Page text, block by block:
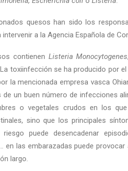
quesos han sido los
intervenir a la Agencia Española de
contienen Listeria Monocytogenes
toxiinfección se ha producido por
la mencionada empresa vasca
de un buen número de infecciones
o vegetales crudos en los
sino que los principales
puede desencadenar
en las embarazadas puede
largo.